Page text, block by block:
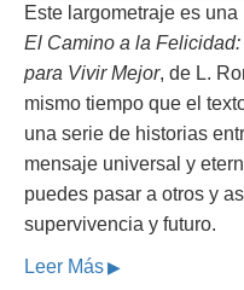
Este largometraje es
El Camino a la
para Vivir Mejor, de L.
mismo tiempo que el
una serie de historias
mensaje universal y
puedes pasar a otros y
supervivencia y futuro.
Leer Más